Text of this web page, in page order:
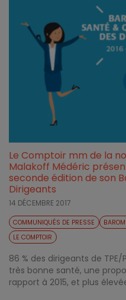
Le Comptoir mm de la
Malakoff Médéric
seconde édition de son
Dirigeants
14 DÉCEMBRE 2017
COMMUNIQUÉS DE PRESSE
LE COMPTOIR
86 % des dirigeants de
très bonne santé, une
rapport à 2015, et plus